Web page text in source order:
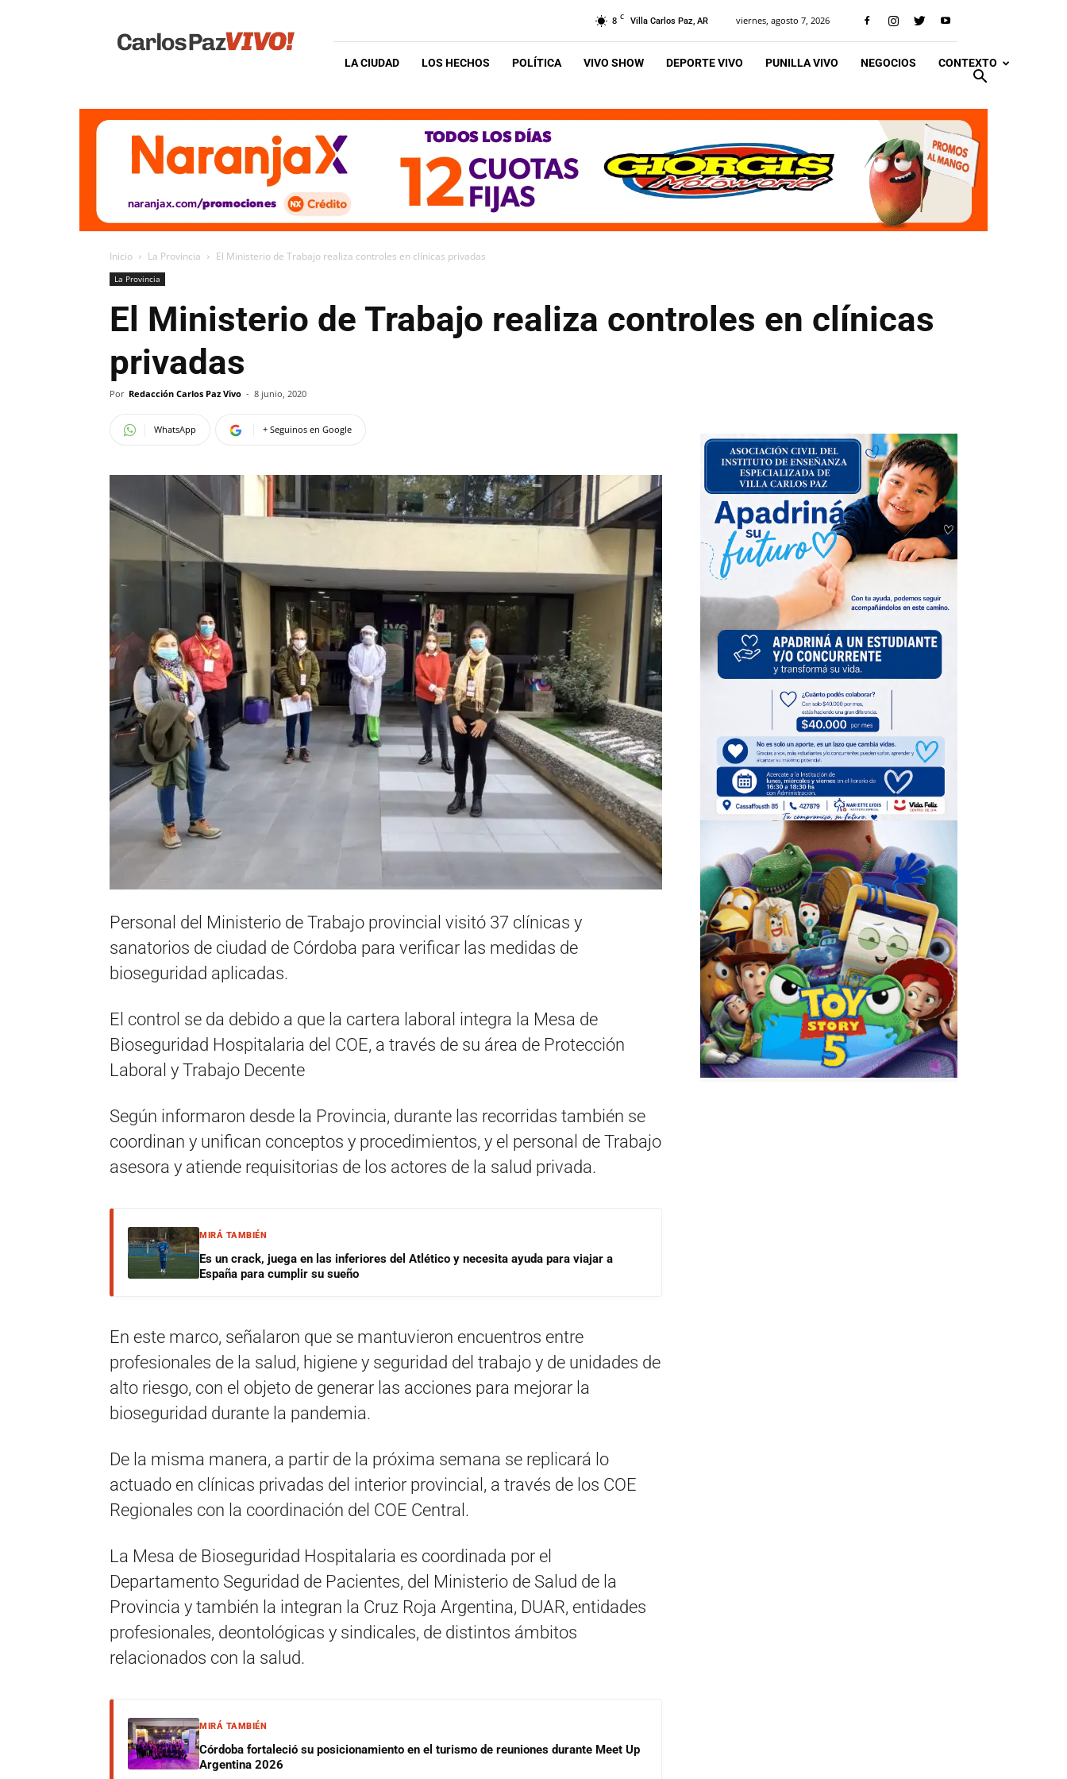
Vivo
8 C Villa Carlos Paz, AR viernes, agosto 7, 2026
LA CIUDAD LOS HECHOS POLÍTICA VIVO SHOW DEPORTE VIVO PUNILLA VIVO NEGOCIOS CONTEXTO
Inicio La Provincia El Ministerio de Trabajo realiza controles en clínicas privadas
La Provincia
El Ministerio de Trabajo realiza controles en clínicas
privadas
Por Redacción Carlos Paz Vivo - 8 junio, 2020
WhatsApp + Seguinos en Google
Personal del Ministerio de Trabajo provincial visitó 37 clínicas y
sanatorios de ciudad de Córdoba para verificar las medidas de
bioseguridad aplicadas.
El control se da debido a que la cartera laboral integra la Mesa de
Bioseguridad Hospitalaria del COE, a través de su área de Protección
Laboral y Trabajo Decente
Según informaron desde la Provincia, durante las recorridas también se
coordinan y unifican conceptos y procedimientos, y el personal de Trabajo
asesora y atiende requisitorias de los actores de la salud privada.
MIRÁ TAMBIÉN
Es un crack, juega en las inferiores del Atlético y necesita ayuda para viajar a
España para cumplir su sueño
En este marco, señalaron que se mantuvieron encuentros entre
profesionales de la salud, higiene y seguridad del trabajo y de unidades de
alto riesgo, con el objeto de generar las acciones para mejorar la
bioseguridad durante la pandemia.
De la misma manera, a partir de la próxima semana se replicará lo
actuado en clínicas privadas del interior provincial, a través de los COE
Regionales con la coordinación del COE Central.
La Mesa de Bioseguridad Hospitalaria es coordinada por el
Departamento Seguridad de Pacientes, del Ministerio de Salud de la
Provincia y también la integran la Cruz Roja Argentina, DUAR, entidades
profesionales, deontológicas y sindicales, de distintos ámbitos
relacionados con la salud.
MIRÁ TAMBIÉN
Córdoba fortaleció su posicionamiento en el turismo de reuniones durante Meet Up
Argentina 2026